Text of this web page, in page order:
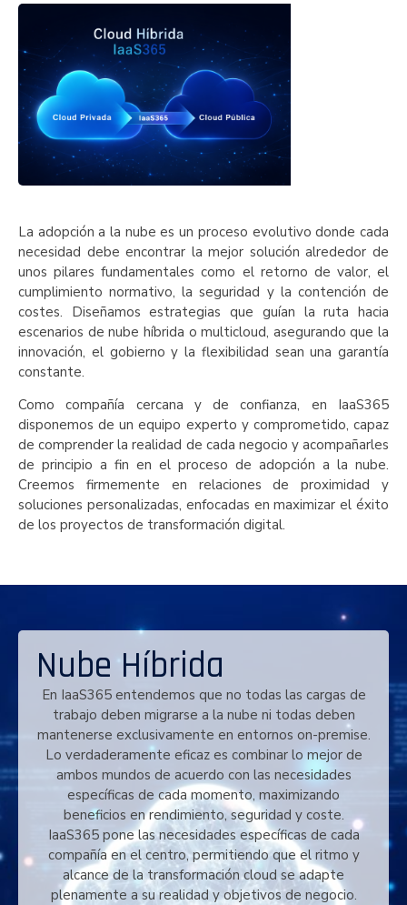
La adopción a la nube es un proceso evolutivo donde cada
necesidad debe encontrar la mejor solución alrededor de
unos pilares fundamentales como el retorno de valor, el
cumplimiento normativo, la seguridad y la contención de
costes. Diseñamos estrategias que guían la ruta hacia
escenarios de nube híbrida o multicloud, asegurando que la
innovación, el gobierno y la flexibilidad sean una garantía
constante.
Como compañía cercana y de confianza, en IaaS365
disponemos de un equipo experto y comprometido, capaz
de comprender la realidad de cada negocio y acompañarles
de principio a fin en el proceso de adopción a la nube.
Creemos firmemente en relaciones de proximidad y
soluciones personalizadas, enfocadas en maximizar el éxito
de los proyectos de transformación digital.
Nube Híbrida
En IaaS365 entendemos que no todas las cargas de
trabajo deben migrarse a la nube ni todas deben
mantenerse exclusivamente en entornos on-premise.
Lo verdaderamente eficaz es combinar lo mejor de
ambos mundos de acuerdo con las necesidades
específicas de cada momento, maximizando
beneficios en rendimiento, seguridad y coste.
IaaS365 pone las necesidades específicas de cada
compañía en el centro, permitiendo que el ritmo y
alcance de la transformación cloud se adapte
plenamente a su realidad y objetivos de negocio.